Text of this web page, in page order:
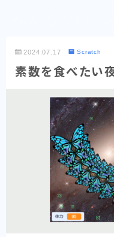
2024.07.17 Scratch
素数を食べたい